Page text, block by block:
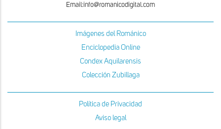
Email:info@romanicodigital.com
Imágenes del Románico
Enciclopedia Online
Condex Aquilarensis
Colección Zubillaga
Política de Privacidad
Aviso legal